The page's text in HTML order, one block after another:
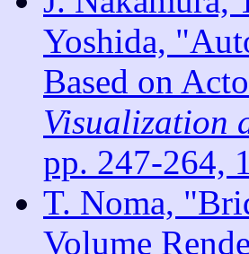
Yoshida,
Based on
Visualization
pp. 247-264,
T. Noma,
Volume